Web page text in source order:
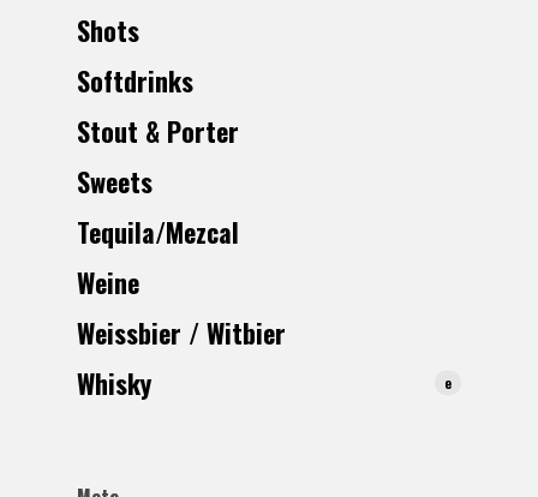
Shots
Softdrinks
Stout & Porter
Sweets
Tequila/Mezcal
Weine
Weissbier / Witbier
Whisk
e
y